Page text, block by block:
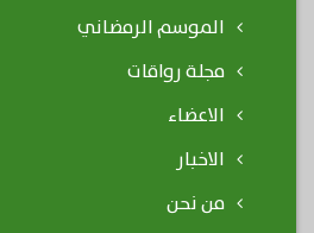
الموسم الرمضاني
مجلة رواقات
الاعضاء
الاخبار
من نحن